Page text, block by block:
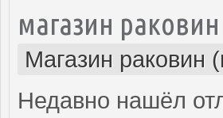
магазин раковин
Магазин раковин
Недавно нашёл